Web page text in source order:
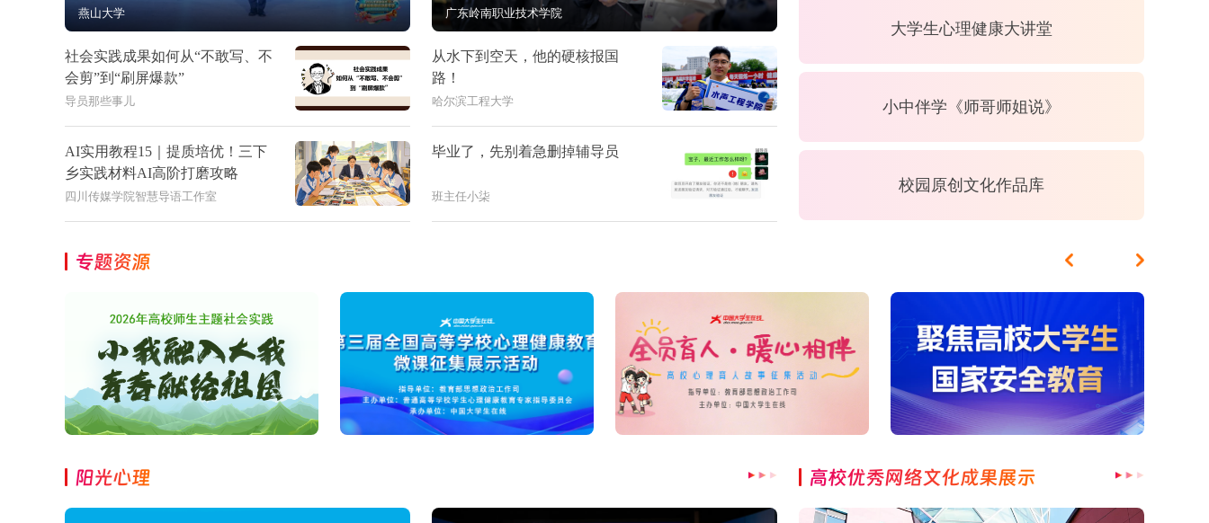
燕山大学 广东岭南职业技术学院
社会实践成果如何从“不敢写、不
会剪”到“刷屏爆款”
导员那些事儿
从水下到空天，他的硬核报国
路！
哈尔滨工程大学
AI实用教程15｜提质培优！三下
乡实践材料AI高阶打磨攻略
四川传媒学院智慧导语工作室
毕业了，先别着急删掉辅导员
班主任小柒
大学生心理健康大讲堂
小中伴学《师哥师姐说》
校园原创文化作品库
专题资源
阳光心理 高校优秀网络文化成果展示